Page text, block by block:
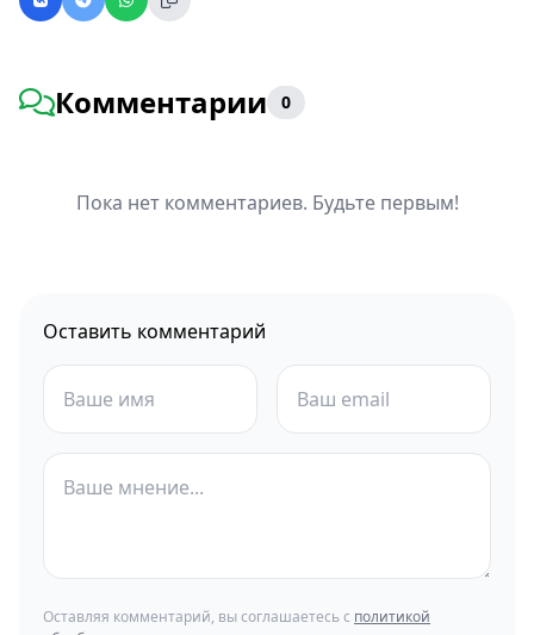
Комментарии 0
Пока нет комментариев. Будьте первым!
Оставить комментарий
Оставляя комментарий, вы соглашаетесь с политикой